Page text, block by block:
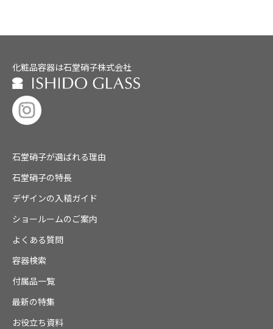
化粧品容器は石堂硝子株式会社
石堂硝子が選ばれる理由
石堂硝子の特長
デザインの入稿ガイド
ショールームのご案内
よくある質問
容器検索
付属品一覧
最新の特集
お役立ち資料